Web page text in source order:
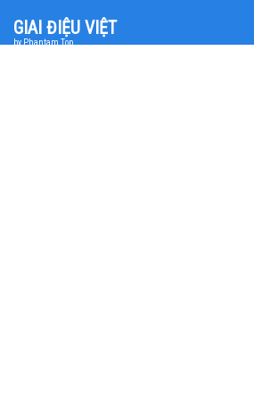
GIAI ĐIỆU VIỆT
by Phantam Top